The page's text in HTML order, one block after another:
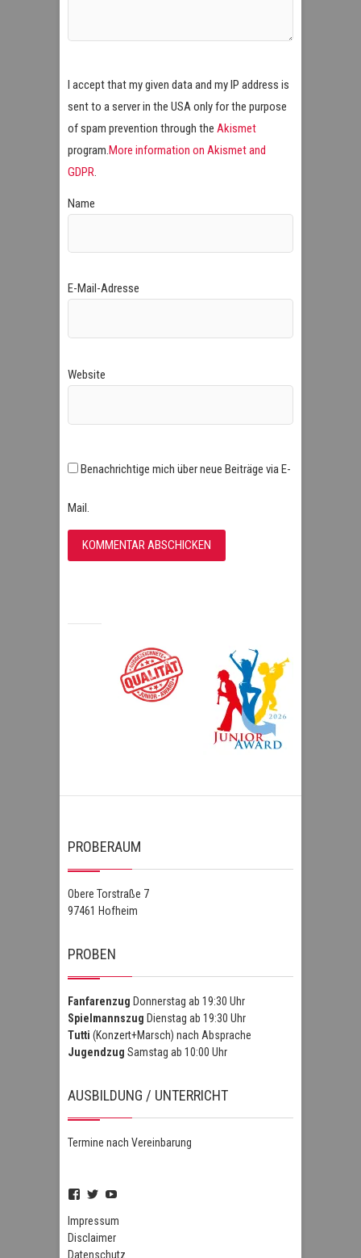
I accept that my given data and my IP address is
sent to a server in the USA only for the purpose
of spam prevention through the Akismet
program.More information on Akismet and
GDPR.
Name
E-Mail-Adresse
Website
Benachrichtige mich über neue Beiträge via E-
Mail.
PROBERAUM
Obere Torstraße 7
97461 Hofheim
PROBEN
Fanfarenzug Donnerstag ab 19:30 Uhr
Spielmannszug Dienstag ab 19:30 Uhr
Tutti (Konzert+Marsch) nach Absprache
Jugendzug Samstag ab 10:00 Uhr
AUSBILDUNG / UNTERRICHT
Termine nach Vereinbarung
Profil
FSZHofheim
auf
Facebook
Profil
FSZHOH
auf
Twitter
UCIPUnOSBlWxEpiBka0jOAfw
Impressum
Disclaimer
Datenschutz